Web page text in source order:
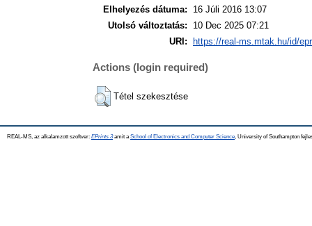
Elhelyezés dátuma:
16 Júli 2016 13:07
Utolsó változtatás:
10 Dec 2025 07:21
URI:
https://real-ms.mtak.hu/id/
Actions (login required)
Tétel szekesztése
REAL-MS, az alkalamzott szoftver: EPrints 3amit a School of Electronics and Computer Science , University of Southampton